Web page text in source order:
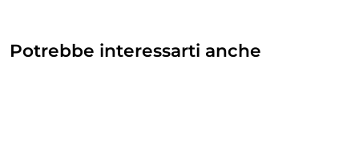
Potrebbe interessarti anche